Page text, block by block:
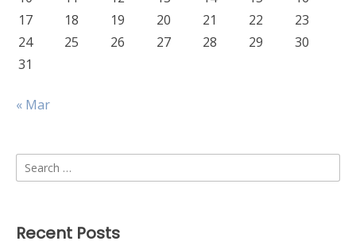
17
18 19 20 21 22
23
24
25 26 27 28 29
30
31
« Mar
Search
for:
Recent Posts